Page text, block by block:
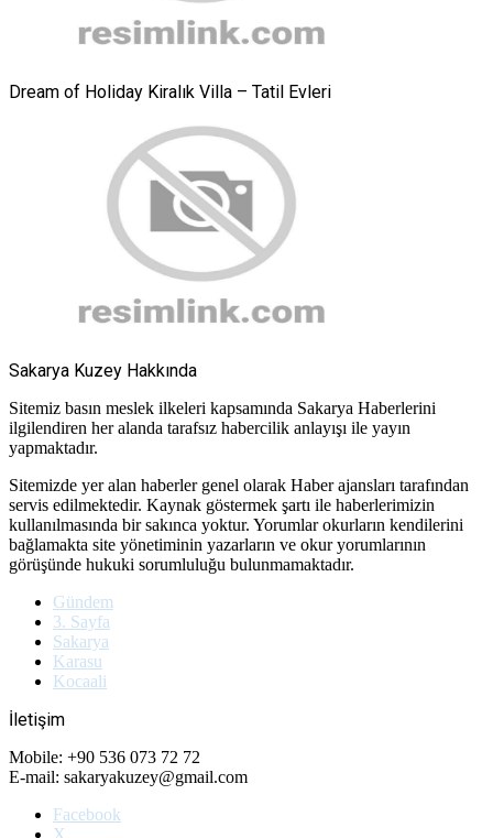
Dream of Holiday Kiralık Villa – Tatil Evleri
Sakarya Kuzey Hakkında
Sitemiz basın meslek ilkeleri kapsamında Sakarya Haberlerini
ilgilendiren her alanda tarafsız habercilik anlayışı ile yayın
yapmaktadır.
Sitemizde yer alan haberler genel olarak Haber ajansları tarafından
servis edilmektedir. Kaynak göstermek şartı ile haberlerimizin
kullanılmasında bir sakınca yoktur. Yorumlar okurların kendilerini
bağlamakta site yönetiminin yazarların ve okur yorumlarının
görüşünde hukuki sorumluluğu bulunmamaktadır.
Gündem
3. Sayfa
Sakarya
Karasu
Kocaali
İletişim
Mobile: +90 536 073 72 72
E-mail: sakaryakuzey@gmail.com
Facebook